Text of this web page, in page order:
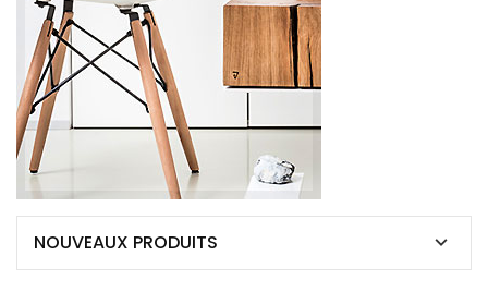
NOUVEAUX PRODUITS 